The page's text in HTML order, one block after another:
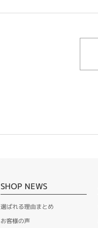
SHOP NEWS
選ばれる理由まとめ
お客様の声